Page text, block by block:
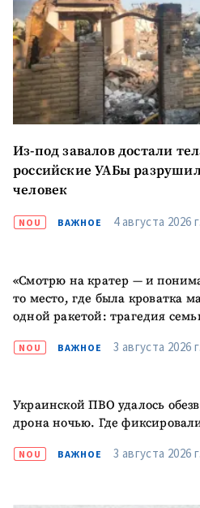
Из-под завалов достали
российские УАБы
человек
NOU ВАЖНОЕ 4 августа 2026
«Смотрю на кратер — и
то место, где была кроватка
одной ракетой: трагедия
NOU ВАЖНОЕ 3 августа 2026
Украинской ПВО удалось
дрона ночью. Где
NOU ВАЖНОЕ 3 августа 2026
Электронная почта
+ Мой email
Телефон+ Личный телефон
Я прочитал(а) и
конфиденциальности.